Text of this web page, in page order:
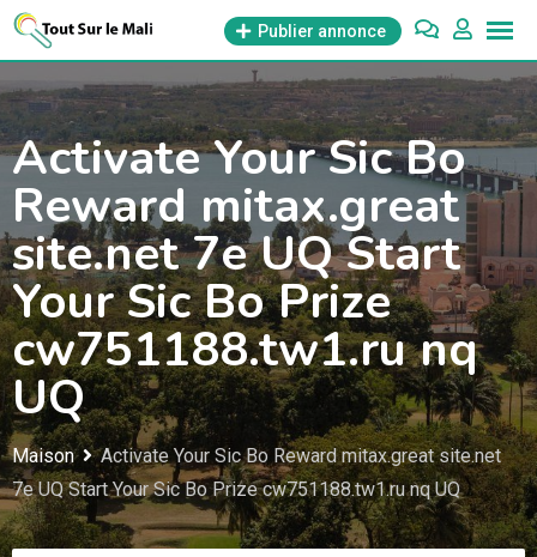
Aller
contenu
Publier annonce
Activate Your Sic Bo
Reward mitax.great
site.net 7e UQ Start
Your Sic Bo Prize
cw751188.tw1.ru nq
UQ
Maison
Activate Your Sic Bo Reward mitax.great site.net
7e UQ Start Your Sic Bo Prize cw751188.tw1.ru nq UQ